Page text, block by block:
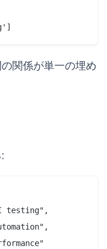
関係が単一の埋め
testing",